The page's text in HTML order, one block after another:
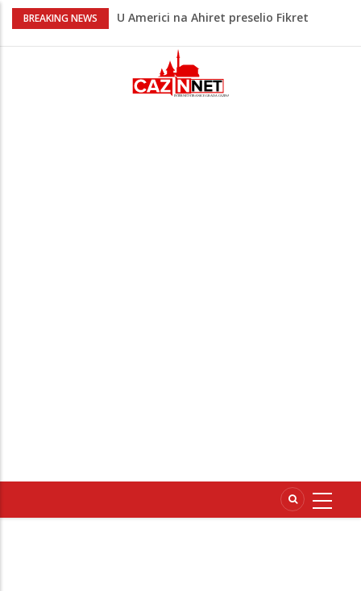
BREAKING NEWS
U Americi na Ahiret preselio Fikret
Ušao u dvorište i nasrnuo na 30-
godišnjakinju: Suprug ga savladao i
zadržao do dolaska policije